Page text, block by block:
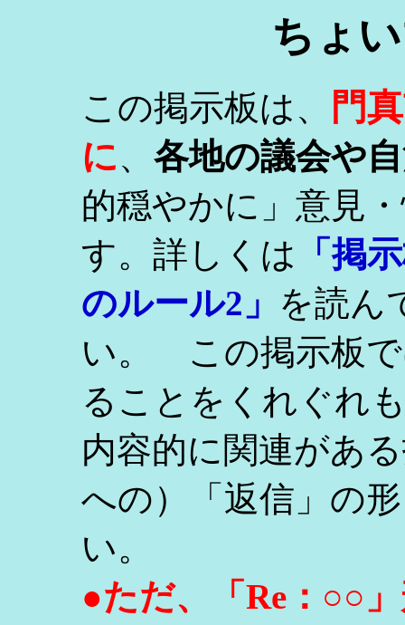
ちょ
この掲示板は、
門
に、 各地の議会や
的穏やかに」意見
す。詳しくは
「掲
のルール2」 を読ん
い。 この掲示板で
ることをくれぐれ
内容的に関連があ
への）「返信」の
い。
●ただ、「Re：○○